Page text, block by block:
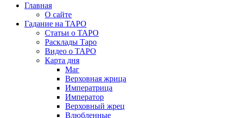
Главная
О сайте
Гадание на ТАРО
Статьи о ТАРО
Расклады Таро
Видео о ТАРО
Карта дня
Маг
Верховная жрица
Императрица
Император
Верховный жрец
Влюбленные